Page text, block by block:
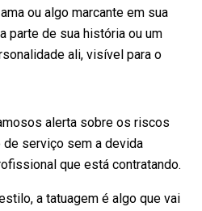
ou algo marcante em sua
parte de sua história ou um
ali, visível para o
alerta sobre os riscos
serviço sem a devida
que está contratando.
a tatuagem é algo que vai